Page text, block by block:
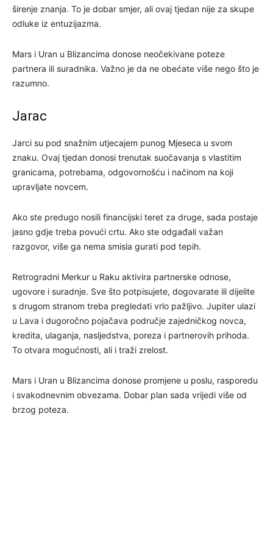
širenje znanja. To je dobar smjer, ali ovaj tjedan nije za skupe
odluke iz entuzijazma.
Mars i Uran u Blizancima donose neočekivane poteze
partnera ili suradnika. Važno je da ne obećate više nego što je
razumno.
Jarac
Jarci su pod snažnim utjecajem punog Mjeseca u svom
znaku. Ovaj tjedan donosi trenutak suočavanja s vlastitim
granicama, potrebama, odgovornošću i načinom na koji
upravljate novcem.
Ako ste predugo nosili financijski teret za druge, sada postaje
jasno gdje treba povući crtu. Ako ste odgađali važan
razgovor, više ga nema smisla gurati pod tepih.
Retrogradni Merkur u Raku aktivira partnerske odnose,
ugovore i suradnje. Sve što potpisujete, dogovarate ili dijelite
s drugom stranom treba pregledati vrlo pažljivo. Jupiter ulazi
u Lava i dugoročno pojačava područje zajedničkog novca,
kredita, ulaganja, nasljedstva, poreza i partnerovih prihoda.
To otvara mogućnosti, ali i traži zrelost.
Mars i Uran u Blizancima donose promjene u poslu, rasporedu
i svakodnevnim obvezama. Dobar plan sada vrijedi više od
brzog poteza.